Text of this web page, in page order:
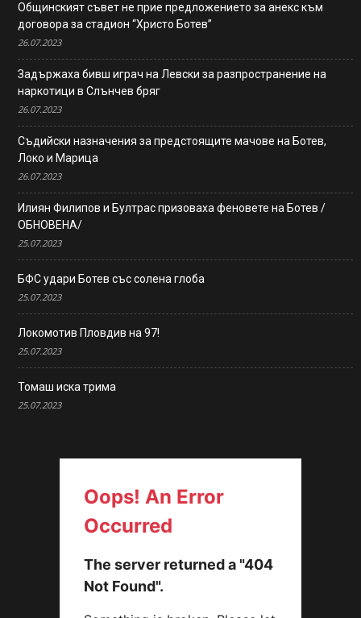
Общинският съвет не прие предложението за анекс към
договора за стадион “Христо Ботев”
26.07.2023
Задържаха бивш играч на Левски за разпространение на
наркотици в Слънчев бряг
26.07.2023
Съдийски назначения за предстоящите мачове на Ботев,
Локо и Марица
26.07.2023
Илиян Филипов и Бултрас призоваха феновете на Ботев /
ОБНОВЕНА/
25.07.2023
БФС удари Ботев със солена глоба
25.07.2023
Локомотив Пловдив на 97!
25.07.2023
Томаш иска трима
25.07.2023